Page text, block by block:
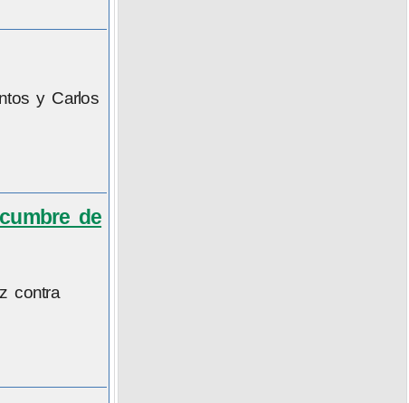
y Carlos
de
contra